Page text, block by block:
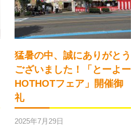
猛暑の中、誠にありがとう
ございました！「とーよー
HOTHOTフェア」開催御
礼
2025年7月29日